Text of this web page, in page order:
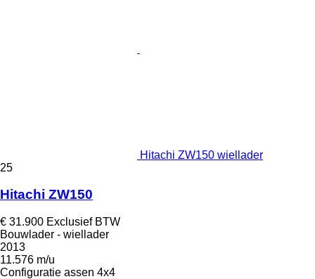
Hitachi ZW150 wiellader
25
Hitachi ZW150
€ 31.900 Exclusief BTW
Bouwlader - wiellader
2013
11.576 m/u
Configuratie assen 4x4